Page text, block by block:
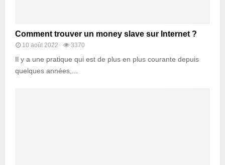
Comment trouver un money slave sur Internet ?
10 août 2022 3370
Il y a une pratique qui est de plus en plus courante depuis
quelques années,...